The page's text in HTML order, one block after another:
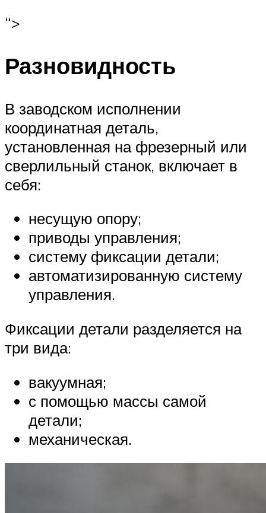
“>
Разновидность
В заводском исполнении
координатная деталь,
установленная на фрезерный или
сверлильный станок, включает в
себя:
несущую опору;
приводы управления;
систему фиксации детали;
автоматизированную систему
управления.
Фиксации детали разделяется на
три вида:
вакуумная;
с помощью массы самой
детали;
механическая.